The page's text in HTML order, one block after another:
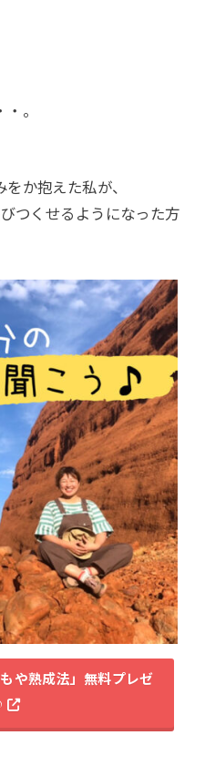
。
か抱えた私が、
つくせるようになった方
や熟成法」無料プレゼ